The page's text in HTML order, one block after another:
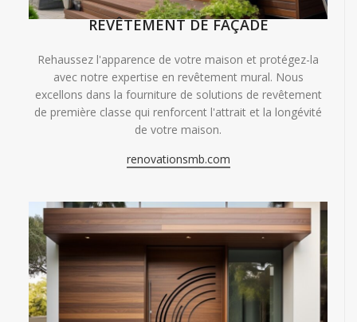
REVÊTEMENT DE FAÇADE
Rehaussez l'apparence de votre maison et protégez-la
avec notre expertise en revêtement mural. Nous
excellons dans la fourniture de solutions de revêtement
de première classe qui renforcent l'attrait et la longévité
de votre maison.
renovationsmb.com